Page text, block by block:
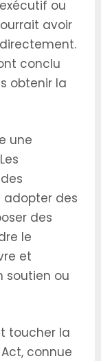
ou
avoir
conclu
obtenir la
une
adopter des
des
le
et
soutien ou
toucher la
connue